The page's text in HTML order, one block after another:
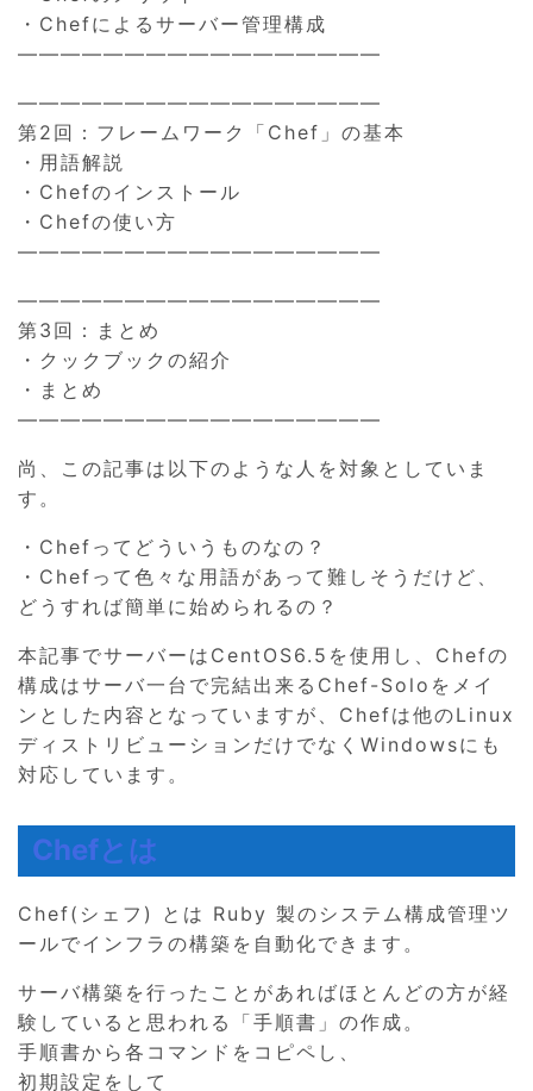
・Chefによるサーバー管理構成
—————————————————
—————————————————
第2回：フレームワーク「Chef」の基本
・用語解説
・Chefのインストール
・Chefの使い方
—————————————————
—————————————————
第3回：まとめ
・クックブックの紹介
・まとめ
—————————————————
尚、この記事は以下のような人を対象としていま
す。
・Chefってどういうものなの？
・Chefって色々な用語があって難しそうだけど、
どうすれば簡単に始められるの？
本記事でサーバーはCentOS6.5を使用し、Chefの
構成はサーバ一台で完結出来るChef-Soloをメイ
ンとした内容となっていますが、Chefは他のLinux
ディストリビューションだけでなくWindowsにも
対応しています。
Chefとは
Chef(シェフ) とは Ruby 製のシステム構成管理ツ
ールでインフラの構築を自動化できます。
サーバ構築を行ったことがあればほとんどの方が経
験していると思われる「手順書」の作成。
手順書から各コマンドをコピペし、
初期設定をして